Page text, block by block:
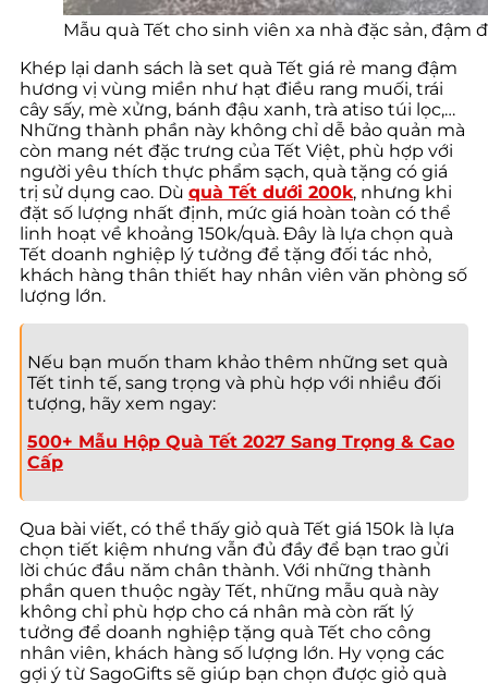
Mẫu quà Tết cho sinh viên xa nhà đặc sản, đậm
Khép lại danh sách là set quà Tết giá rẻ mang đậm
hương vị vùng miền như hạt điều rang muối, trái
cây sấy, mè xửng, bánh đậu xanh, trà atiso túi lọc,…
Những thành phần này không chỉ dễ bảo quản mà
còn mang nét đặc trưng của Tết Việt, phù hợp với
người yêu thích thực phẩm sạch, quà tặng có giá
trị sử dụng cao. Dù quà Tết dưới 200k, nhưng khi
đặt số lượng nhất định, mức giá hoàn toàn có thể
linh hoạt về khoảng 150k/quà. Đây là lựa chọn quà
Tết doanh nghiệp lý tưởng để tặng đối tác nhỏ,
khách hàng thân thiết hay nhân viên văn phòng số
lượng lớn.
Nếu bạn muốn tham khảo thêm những set quà
Tết tinh tế, sang trọng và phù hợp với nhiều đối
tượng, hãy xem ngay:
500+ Mẫu Hộp Quà Tết 2027 Sang Trọng & Cao
Cấp
Qua bài viết, có thể thấy giỏ quà Tết giá 150k là lựa
chọn tiết kiệm nhưng vẫn đủ đầy để bạn trao gửi
lời chúc đầu năm chân thành. Với những thành
phần quen thuộc ngày Tết, những mẫu quà này
không chỉ phù hợp cho cá nhân mà còn rất lý
tưởng để doanh nghiệp tặng quà Tết cho công
nhân viên, khách hàng số lượng lớn. Hy vọng các
gợi ý từ SagoGifts sẽ giúp bạn chọn được giỏ quà